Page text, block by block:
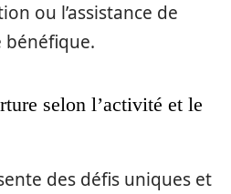
ou l’assistance de
selon l’activité et le
des défis uniques et